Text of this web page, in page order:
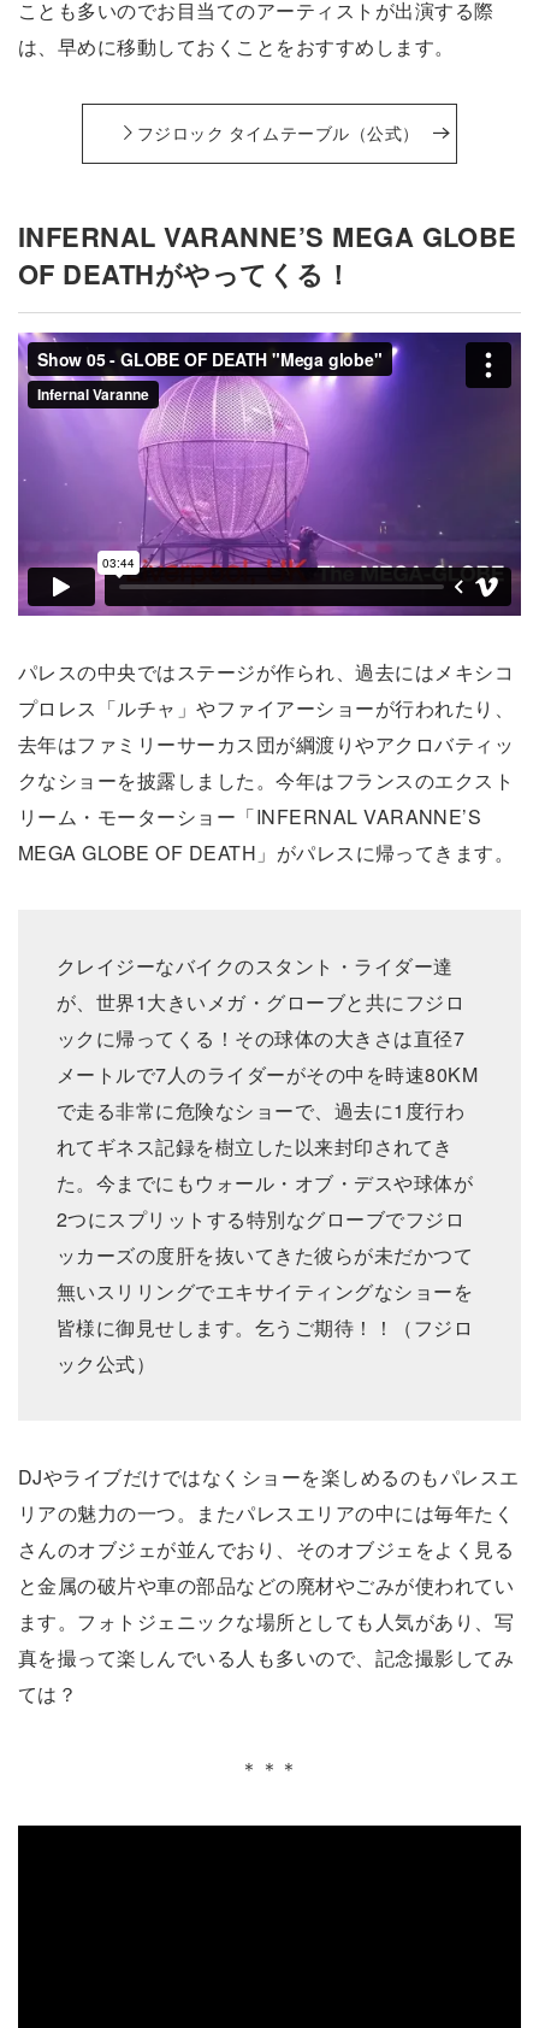
ことも多いのでお目当てのアーティストが出演する際
は、早めに移動しておくことをおすすめします。
フジロック タイムテーブル（公式）
INFERNAL VARANNE’S MEGA GLOBE
OF DEATHがやってくる！
パレスの中央ではステージが作られ、過去にはメキシコ
プロレス「ルチャ」やファイアーショーが行われたり、
去年はファミリーサーカス団が綱渡りやアクロバティッ
クなショーを披露しました。今年はフランスのエクスト
リーム・モーターショー「INFERNAL VARANNE’S
MEGA GLOBE OF DEATH」がパレスに帰ってきます。
クレイジーなバイクのスタント・ライダー達
が、世界1大きいメガ・グローブと共にフジロ
ックに帰ってくる！その球体の大きさは直径7
メートルで7人のライダーがその中を時速80KM
で走る非常に危険なショーで、過去に1度行わ
れてギネス記録を樹立した以来封印されてき
た。今までにもウォール・オブ・デスや球体が
2つにスプリットする特別なグローブでフジロ
ッカーズの度肝を抜いてきた彼らが未だかつて
無いスリリングでエキサイティングなショーを
皆様に御見せします。乞うご期待！！（フジロ
ック公式）
DJやライブだけではなくショーを楽しめるのもパレスエ
リアの魅力の一つ。またパレスエリアの中には毎年たく
さんのオブジェが並んでおり、そのオブジェをよく見る
と金属の破片や車の部品などの廃材やごみが使われてい
ます。フォトジェニックな場所としても人気があり、写
真を撮って楽しんでいる人も多いので、記念撮影してみ
ては？
＊＊＊